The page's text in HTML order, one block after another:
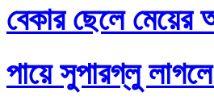
বেকার ছেলে মেয়ের
পায়ে সুপারগ্লু